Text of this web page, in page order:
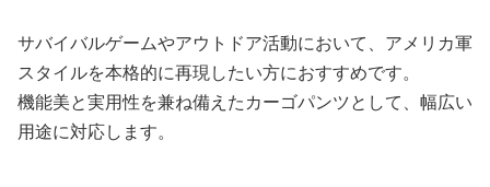
サバイバルゲームやアウトドア活動において、アメリカ軍
スタイルを本格的に再現したい方におすすめです。
機能美と実用性を兼ね備えたカーゴパンツとして、幅広い
用途に対応します。